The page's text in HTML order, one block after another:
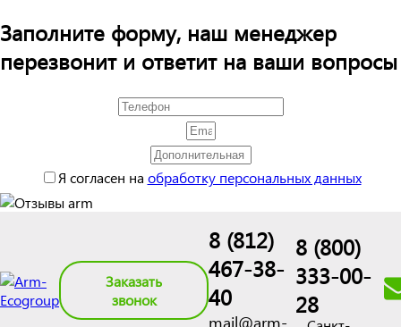
Заполните форму, наш менеджер
перезвонит и ответит на ваши вопросы
Я согласен на обработку персональных данных
Заказать
звонок
8 (812)
467-38-
40
mail@arm-
8 (800)
333-00-
28